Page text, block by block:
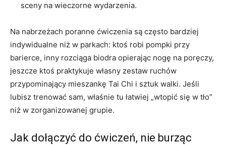
sceny na wieczorne wydarzenia.
Na nabrzeżach poranne ćwiczenia są często bardziej
indywidualne niż w parkach: ktoś robi pompki przy
barierce, inny rozciąga biodra opierając nogę na poręczy,
jeszcze ktoś praktykuje własny zestaw ruchów
przypominający mieszankę Tai Chi i sztuk walki. Jeśli
lubisz trenować sam, właśnie tu łatwiej „wtopić się w tło”
niż w zorganizowanej grupie.
Jak dołączyć do ćwiczeń, nie burząc